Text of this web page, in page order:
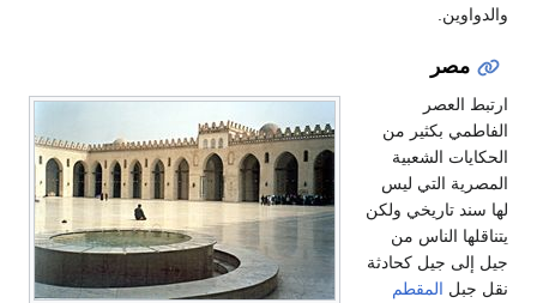
والدواوين.
مصر
ارتبط العصر
الفاطمي بكثير من
الحكايات الشعبية
المصرية التي ليس
لها سند تاريخي ولكن
يتناقلها الناس من
جيل إلى جيل كحادثة
نقل جبل المقطم